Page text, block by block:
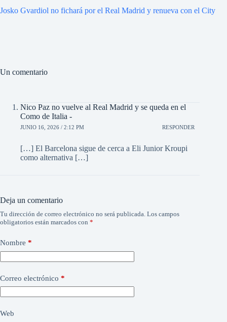
Josko Gvardiol no fichará por el Real Madrid y renueva con el City
Un comentario
Nico Paz no vuelve al Real Madrid y se queda en el
Como de Italia -
JUNIO 16, 2026 / 2:12 PM RESPONDER
[…] El Barcelona sigue de cerca a Eli Junior Kroupi
como alternativa […]
Deja un comentario
Tu dirección de correo electrónico no será publicada. Los campos
obligatorios están marcados con *
Nombre *
Correo electrónico *
Web